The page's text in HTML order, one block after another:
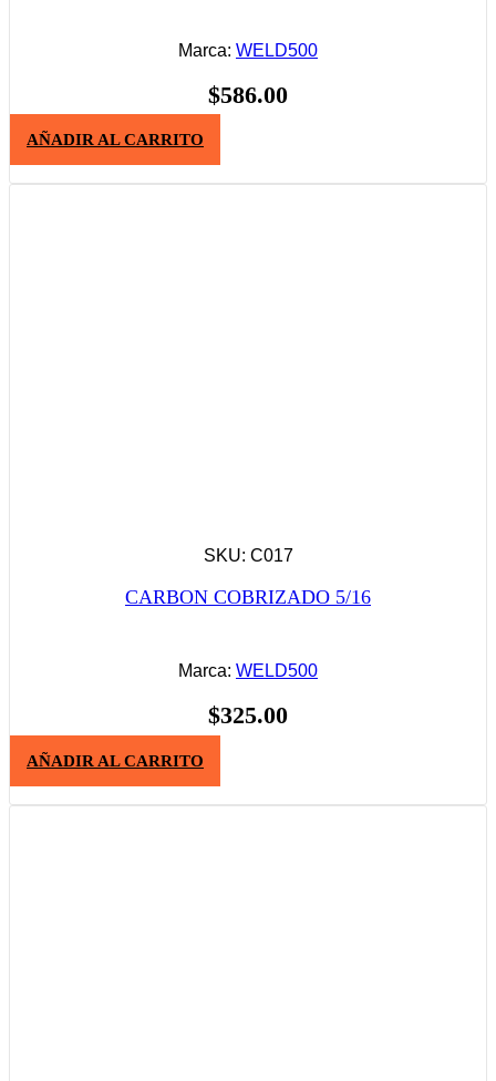
Marca: WELD500
$586.00
AÑADIR AL CARRITO
SKU: C017
CARBON COBRIZADO 5/16
Marca: WELD500
$325.00
AÑADIR AL CARRITO